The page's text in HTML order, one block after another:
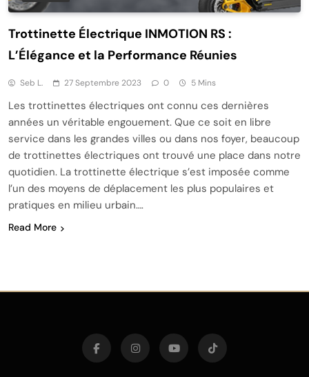
Trottinette Électrique INMOTION RS :
L’Élégance et la Performance Réunies
Seb L. 27 Septembre 2023 0 5 Mins
Les trottinettes électriques ont connu ces dernières
années un véritable engouement. Que ce soit en libre
service dans les grandes villes ou dans nos foyer, beaucoup
de trottinettes électriques ont trouvé une place dans notre
quotidien. La trottinette électrique s’est imposée comme
l’un des moyens de déplacement les plus populaires et
pratiques en milieu urbain….
Read More